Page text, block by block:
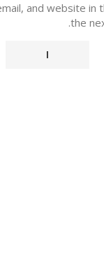
and website
the